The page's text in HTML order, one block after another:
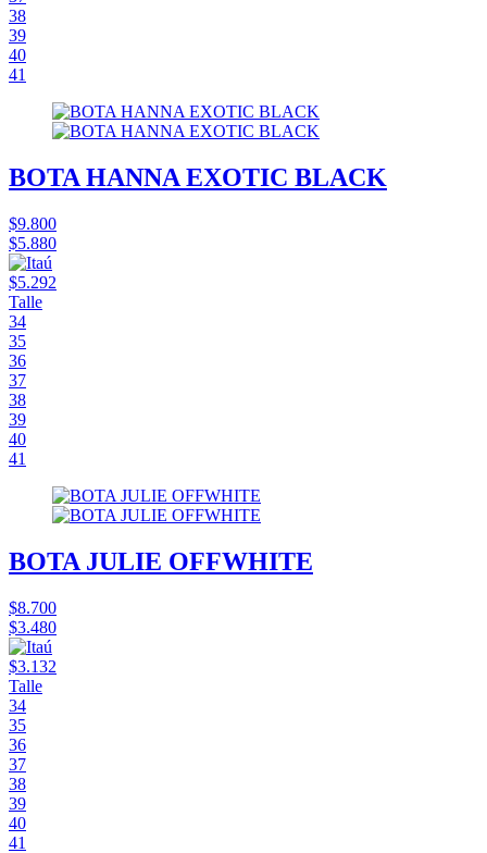
38
39
40
41
BOTA HANNA EXOTIC BLACK
$9.800
$5.880
$5.292
Talle
34
35
36
37
38
39
40
41
BOTA JULIE OFFWHITE
$8.700
$3.480
$3.132
Talle
34
35
36
37
38
39
40
41